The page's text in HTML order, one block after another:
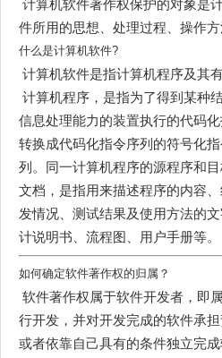
计算机软件著作权保护的对象是
件所用的思想、处理过程、操作
什么是计算机软件?
计算机软件是指计算机程序及
计算机程序，是指为了得到某种
信息处理能力的装置执行的代码
转换成代码化指令序列的符号化
列。同一计算机程序的源程序和
文档，是指用来描述程序的内容
发情况、测试结果及使用方法的
计说明书、流程图、用户手册
如何确定软件著作权的归属？
软件著作权属于软件开发者，即
行开发，并对开发完成的软件承
或者依靠自己具有的条件独立完